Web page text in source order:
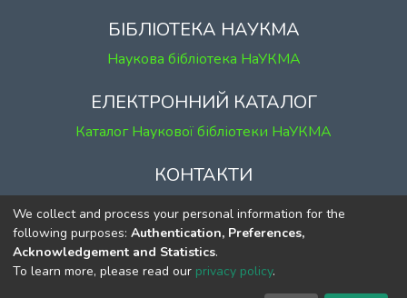
БІБЛІОТЕКА НАУКМА
Наукова бібліотека НаУКМА
ЕЛЕКТРОННИЙ КАТАЛОГ
Каталог Наукової бібліотеки НаУКМА
КОНТАКТИ
м. Київ, вул. Григорія Сковороди, 2
к. 1, к. 120
тел. (044) 463-69-31
ekmair@ukma.edu.ua
We collect and process your personal information for the
following purposes: Authentication, Preferences,
Acknowledgement and Statistics.
To learn more, please read our privacy policy.